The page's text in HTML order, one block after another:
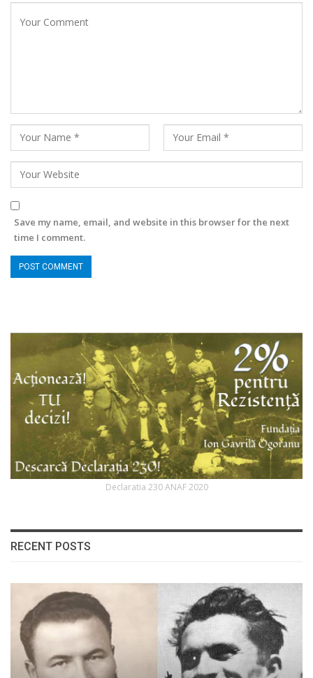
Save my name, email, and website in this browser for the next
time I comment.
Declaratia 230 ANAF 2020
RECENT POSTS